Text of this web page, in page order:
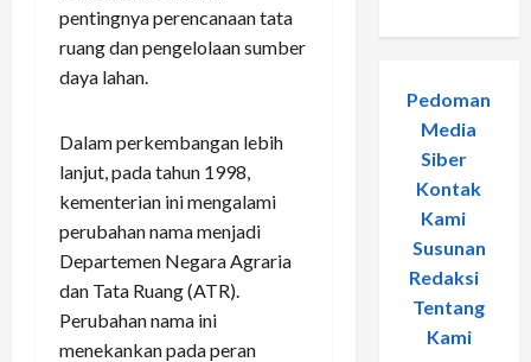
pentingnya perencanaan tata
ruang dan pengelolaan sumber
daya lahan.
Dalam perkembangan lebih
lanjut, pada tahun 1998,
kementerian ini mengalami
perubahan nama menjadi
Departemen Negara Agraria
dan Tata Ruang (ATR).
Perubahan nama ini
menekankan pada peran
Pedoman
Media
Siber-
Kontak
Kami
Susunan
Redaksi-
Tentang
Kami